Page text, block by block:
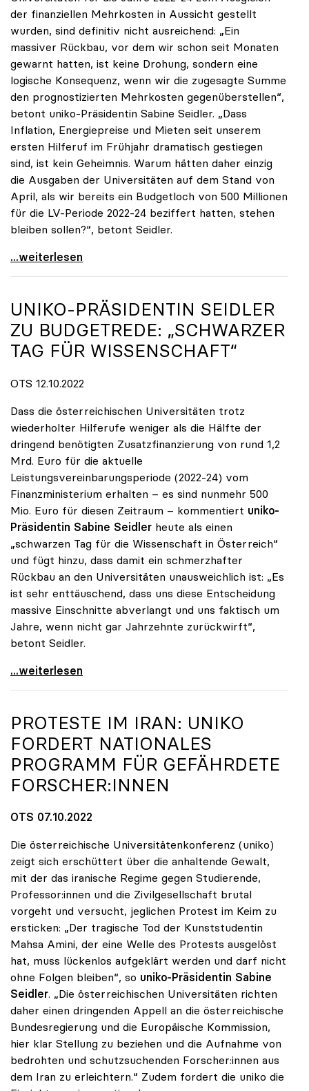
der finanziellen Mehrkosten in Aussicht gestellt
wurden, sind definitiv nicht ausreichend: „Ein
massiver Rückbau, vor dem wir schon seit Monaten
gewarnt hatten, ist keine Drohung, sondern eine
logische Konsequenz, wenn wir die zugesagte Summe
den prognostizierten Mehrkosten gegenüberstellen“,
betont uniko-Präsidentin Sabine Seidler. „Dass
Inflation, Energiepreise und Mieten seit unserem
ersten Hilferuf im Frühjahr dramatisch gestiegen
sind, ist kein Geheimnis. Warum hätten daher einzig
die Ausgaben der Universitäten auf dem Stand von
April, als wir bereits ein Budgetloch von 500 Millionen
für die LV-Periode 2022-24 beziffert hatten, stehen
bleiben sollen?“, betont Seidler.
Universitäten fordern Krisengipfel zum
...weiterlesen
UNIKO-PRÄSIDENTIN SEIDLER
ZU BUDGETREDE: „SCHWARZER
TAG FÜR WISSENSCHAFT“
OTS 12.10.2022
Dass die österreichischen Universitäten trotz
wiederholter Hilferufe weniger als die Hälfte der
dringend benötigten Zusatzfinanzierung von rund 1,2
Mrd. Euro für die aktuelle
Leistungsvereinbarungsperiode (2022-24) vom
Finanzministerium erhalten – es sind nunmehr 500
Mio. Euro für diesen Zeitraum – kommentiert uniko-
Präsidentin Sabine Seidler heute als einen
„schwarzen Tag für die Wissenschaft in Österreich“
und fügt hinzu, dass damit ein schmerzhafter
Rückbau an den Universitäten unausweichlich ist: „Es
ist sehr enttäuschend, dass uns diese Entscheidung
massive Einschnitte abverlangt und uns faktisch um
Jahre, wenn nicht gar Jahrzehnte zurückwirft“,
betont Seidler.
Uniko-Präsidentin Seidler zu Budgetrede:
...weiterlesen
PROTESTE IM IRAN: UNIKO
FORDERT NATIONALES
PROGRAMM FÜR GEFÄHRDETE
FORSCHER:INNEN
OTS 07.10.2022
Die österreichische Universitätenkonferenz (uniko)
zeigt sich erschüttert über die anhaltende Gewalt,
mit der das iranische Regime gegen Studierende,
Professor:innen und die Zivilgesellschaft brutal
vorgeht und versucht, jeglichen Protest im Keim zu
ersticken: „Der tragische Tod der Kunststudentin
Mahsa Amini, der eine Welle des Protests ausgelöst
hat, muss lückenlos aufgeklärt werden und darf nicht
ohne Folgen bleiben“, so uniko-Präsidentin Sabine
Seidler. „Die österreichischen Universitäten richten
daher einen dringenden Appell an die österreichische
Bundesregierung und die Europäische Kommission,
hier klar Stellung zu beziehen und die Aufnahme von
bedrohten und schutzsuchenden Forscher:innen aus
dem Iran zu erleichtern.“ Zudem fordert die uniko die